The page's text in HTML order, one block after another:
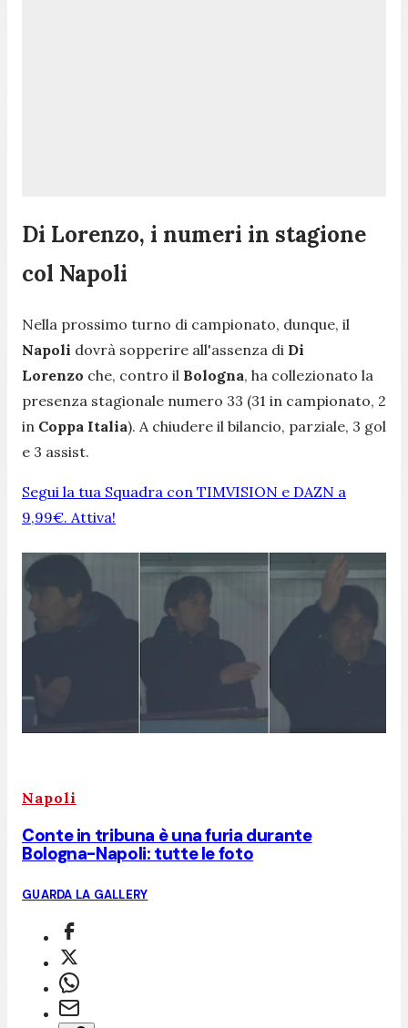
Di Lorenzo, i numeri in stagione
col Napoli
Nella prossimo turno di campionato, dunque, il
Napoli dovrà sopperire all'assenza di Di
Lorenzo che, contro il Bologna, ha collezionato la
presenza stagionale numero 33 (31 in campionato, 2
in Coppa Italia). A chiudere il bilancio, parziale, 3 gol
e 3 assist.
Segui la tua Squadra con TIMVISION e DAZN a
9,99€. Attiva!
Napoli
Conte in tribuna è una furia durante
Bologna-Napoli: tutte le foto
GUARDA LA GALLERY